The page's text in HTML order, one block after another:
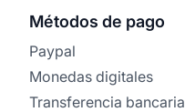
Métodos de pago
Paypal
Monedas digitales
Transferencia bancaria